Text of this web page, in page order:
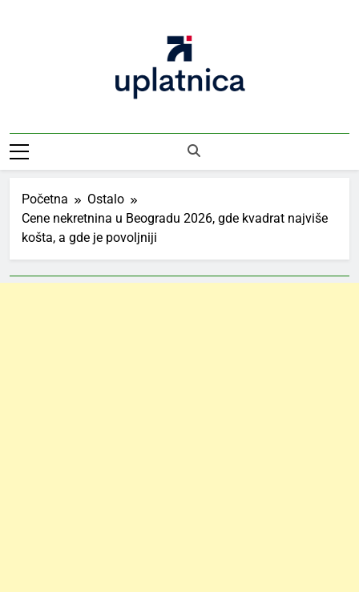
Uplatnica
Početna
Ostalo
Cene nekretnina u Beogradu 2026, gde kvadrat najviše
košta, a gde je povoljniji